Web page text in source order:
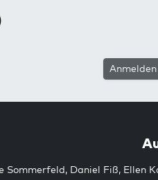
Anmelden
Sommerfeld, Daniel Fiß, Ellen